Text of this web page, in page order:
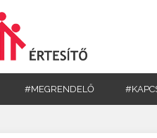
#MEGRENDELŐ